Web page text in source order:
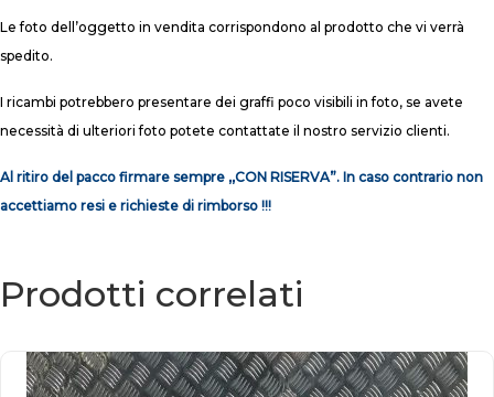
Le foto dell’oggetto in vendita corrispondono al prodotto che vi verrà
spedito.
I ricambi potrebbero presentare dei graffi poco visibili in foto, se avete
necessità di ulteriori foto potete contattate il nostro servizio clienti.
Al ritiro del pacco firmare sempre ,,CON RISERVA”. In caso contrario non
accettiamo resi e richieste di rimborso !!!
Prodotti correlati